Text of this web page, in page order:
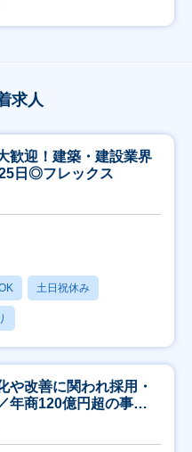
求人
歓迎！建築・建設業界
日◎フレックス
土日祝休み
や改善に関われ採用・
年商120億円超の事業